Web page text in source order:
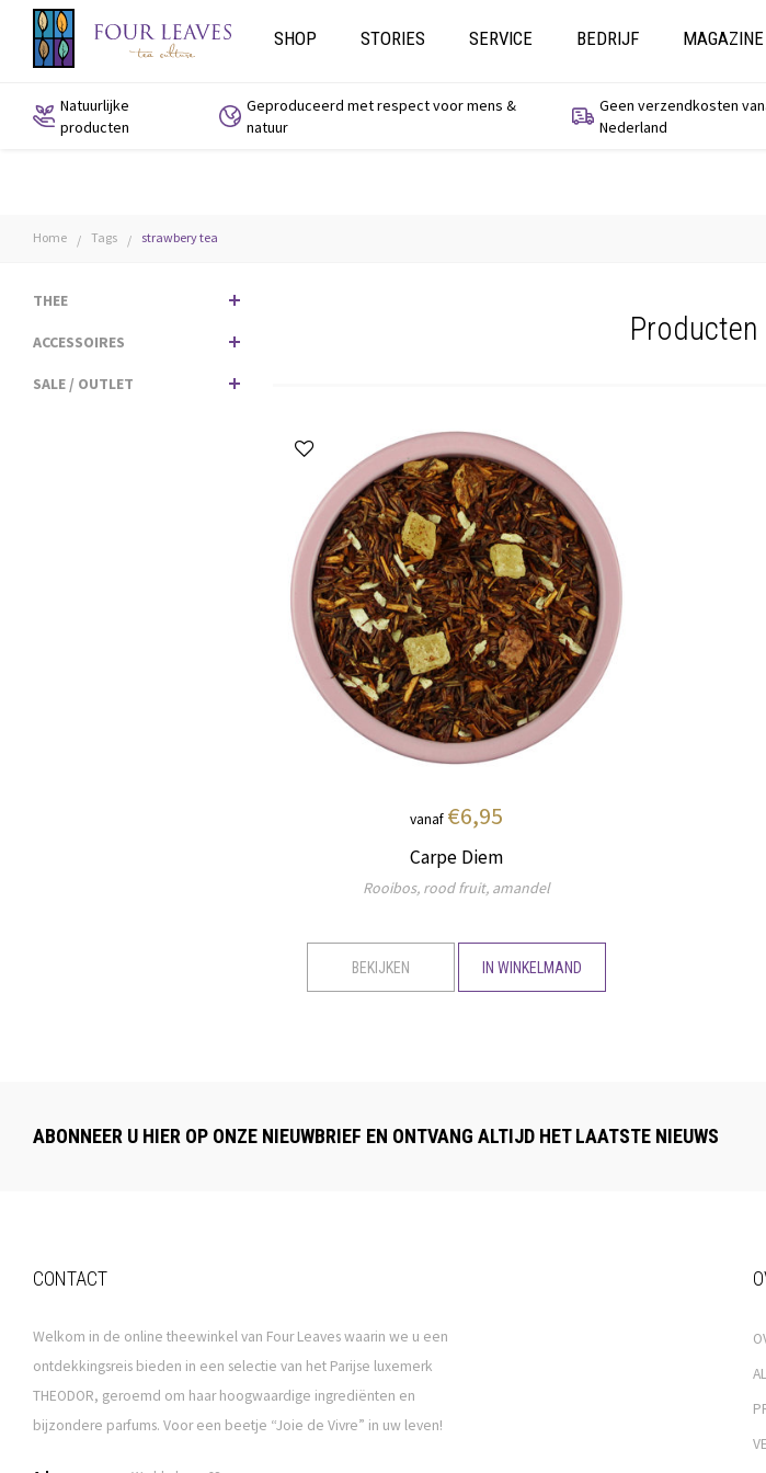
SHOP STORIES SERVICE BEDRIJF MAGAZINE
Natuurlijke
producten
Geproduceerd met respect voor mens &
natuur
Geen verzendkosten
Nederland
Home / Tags / strawbery tea
THEE
ACCESSOIRES
SALE / OUTLET
vanaf €6,95
Carpe Diem
Rooibos, rood fruit, amandel
BEKIJKEN IN WINKELMAND
ABONNEER U HIER OP ONZE NIEUWBRIEF EN ONTVANG ALTIJD HET LAATSTE NIEUWS
CONTACT
Welkom in de online theewinkel van Four Leaves waarin we u een
ontdekkingsreis bieden in een selectie van het Parijse luxemerk
THEODOR, geroemd om haar hoogwaardige ingrediënten en
bijzondere parfums. Voor een beetje “Joie de Vivre” in uw leven!